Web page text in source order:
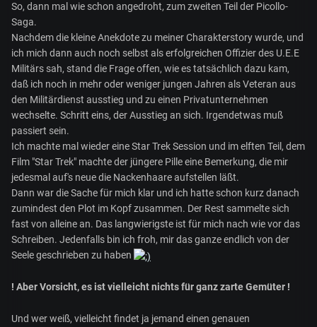
So, dann mal wie schon angedroht, zum zweiten Teil der Picollo-
Saga.
Nachdem die kleine Anekdote zu meiner Charakterstory wurde, und
ich mich dann auch noch selbst als erfolgreichen Offizier des U.E.E
Militärs sah, stand die Frage offen, wie es tatsächlich dazu kam,
daß ich noch in mehr oder weniger jungen Jahren als Veteran aus
den Militärdienst ausstieg und zu einen Privatunternehmen
wechselte. Schritt eins, der Ausstieg an sich. Irgendetwas muß
passiert sein.
Ich machte mal wieder eine Star Trek Session und im elften Teil, dem
Film "Star Trek" machte der jüngere Pille eine Bemerkung, die mir
jedesmal auf's neue die Nackenhaare aufstellen läßt.
Dann war die Sache für mich klar und ich hatte schon kurz danach
zumindest den Plot im Kopf zusammen. Der Rest sammelte sich
fast von alleine an. Das langwierigste ist für mich nach wie vor das
Schreiben. Jedenfalls bin ich froh, mir das ganze endlich von der
Seele geschrieben zu haben
! Aber Vorsicht, es ist vielleicht nichts für ganz zarte Gemüter !
Und wer weiß, vielleicht findet ja jemand einen genauen